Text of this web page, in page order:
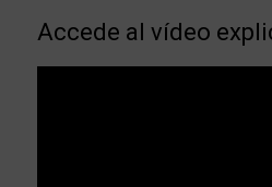
Accede al vídeo